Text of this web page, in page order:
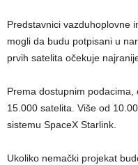
Predstavnici vazduhoplovne
mogli da budu potpisani u
prvih satelita očekuje
Prema dostupnim
15.000 satelita. Više od
sistemu SpaceX Starlink.
Ukoliko nemački projekat